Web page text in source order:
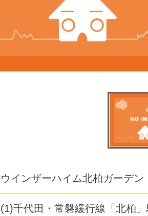
ウインザーハイム北柏ガーデン
(1)千代田・常磐緩行線「北柏